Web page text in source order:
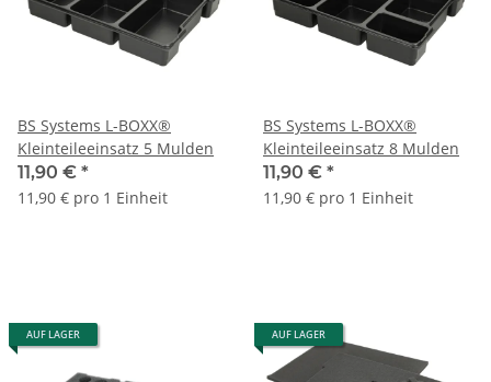
BS Systems L-BOXX®
Kleinteileeinsatz 5 Mulden
11,90 € *
11,90 € pro 1 Einheit
BS Systems L-BOXX®
Kleinteileeinsatz 8 Mulden
11,90 € *
11,90 € pro 1 Einheit
AUF LAGER AUF LAGER